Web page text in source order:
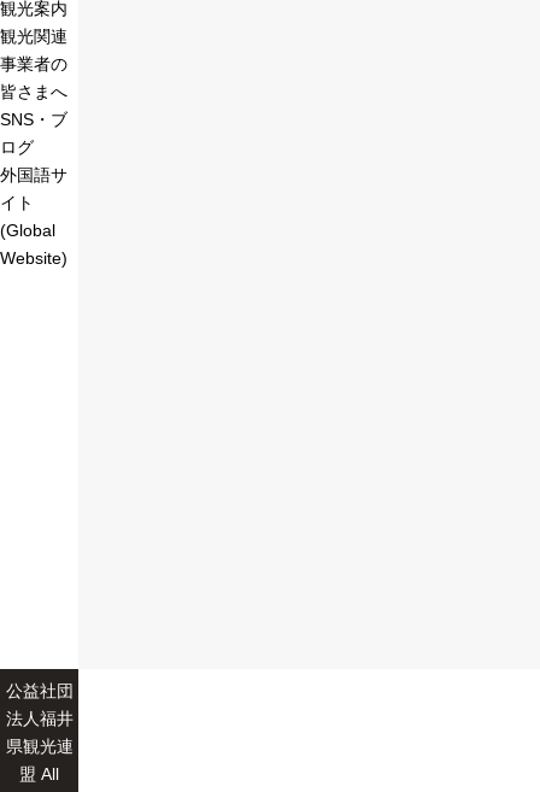
観光案内
観光関連
事業者の
皆さまへ
SNS・ブ
ログ
外国語サ
イト
(Global
Website)
公益社団
法人福井
県観光連
盟 All